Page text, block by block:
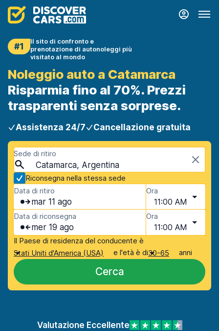
#1
Il sito di confronto e
prenotazione di autonoleggi più
visitato al mondo
Noleggio auto a Catamarca
Risparmia fino al 70%. Prezzi
trasparenti senza sorprese.
Assistenza 24/7 Cancellazione gratuita
Sede di ritiro
Catamarca, Argentina
Riconsegna nella stessa sede
Data di ritiro
mar 11 ago
Ora
11:00 AM
Data di riconsegna
mer 19 ago
Ora
11:00 AM
Il Paese di residenza del conducente è
Stati Uniti d'America (USA)
e l'età è di30-65 anni
Cerca
Valutazione Eccellente